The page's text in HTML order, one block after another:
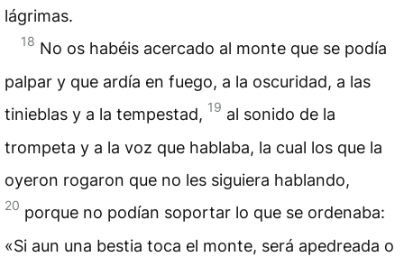
lágrimas.
18 No os habéis acercado al monte que se podía
palpar y que ardía en fuego, a la oscuridad, a las
tinieblas y a la tempestad, 19 al sonido de la
trompeta y a la voz que hablaba, la cual los que la
oyeron rogaron que no les siguiera hablando,
20 porque no podían soportar lo que se ordenaba:
«Si aun una bestia toca el monte, será apedreada o